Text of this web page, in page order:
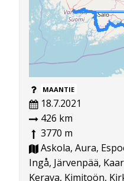
MAANTIE
18.7.2021
426 km
3770 m
Askola, Aura,
Ingå, Järvenpää,
Kerava, Kimitoön,